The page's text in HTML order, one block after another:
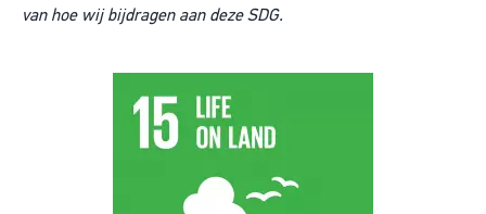
van hoe wij bijdragen aan deze SDG.